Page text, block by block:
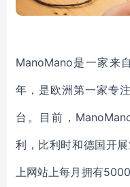
ManoMano是一家来
年，是欧洲第一家专
台。目前，
利，比利时和德国开
上网站上每月拥有